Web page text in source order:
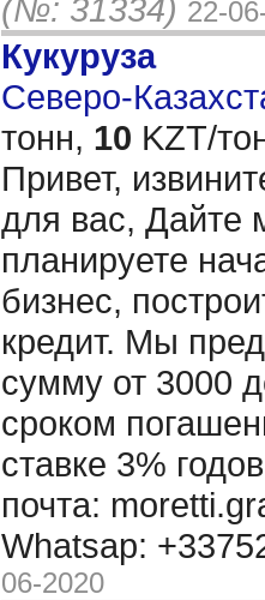
(№: 31334) 22-
Кукуруза
Северо-
тонн, 10 KZT/
Привет,
для вас, Дайте
планируете
бизнес,
кредит. Мы
сумму от 3000
сроком
ставке 3%
почта:
Whatsap:
06-2020